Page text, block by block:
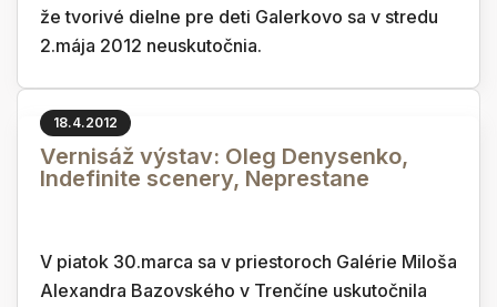
že tvorivé dielne pre deti Galerkovo sa v stredu
2.mája 2012 neuskutočnia.
18.4.2012
Vernisáž výstav: Oleg Denysenko,
Indefinite scenery, Neprestane
V piatok 30.marca sa v priestoroch Galérie Miloša
Alexandra Bazovského v Trenčíne uskutočnila